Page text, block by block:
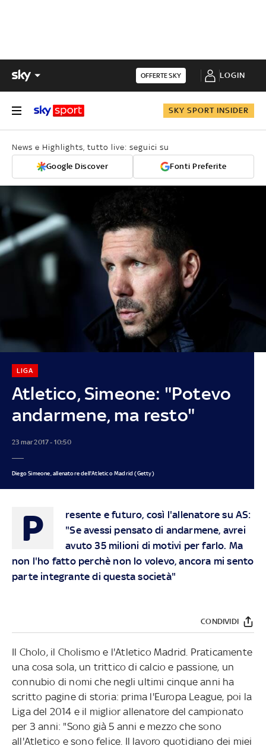
OFFERTE SKY LOGIN
SKY SPORT INSIDER
News e Highlights, tutto live: seguici su
Google Discover Fonti Preferite
Atletico, Simeone: "Potevo
andarmene, ma resto"
LIGA
23 mar 2017 - 10:50
Diego Simeone, allenatore dell'Atletico Madrid (Getty)
P
resente e futuro, così l'allenatore su AS:
"Se avessi pensato di andarmene, avrei
avuto 35 milioni di motivi per farlo. Ma
non l'ho fatto perchè non lo volevo, ancora mi sento
parte integrante di questa società"
CONDIVIDI
Il Cholo, il Cholismo e l'Atletico Madrid. Praticamente
una cosa sola, un trittico di calcio e passione, un
connubio di nomi che negli ultimi cinque anni ha
scritto pagine di storia: prima l'Europa League, poi la
Liga del 2014 e il miglior allenatore del campionato
per 3 anni: "Sono già 5 anni e mezzo che sono
all'Atletico e sono felice. Il lavoro quotidiano dei miei